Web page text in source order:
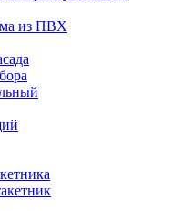
из ПВХ